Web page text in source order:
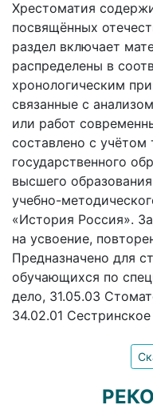
Хрестоматия
посвящённых
раздел включает
распределены в
хронологическим
связанные с
или работ
составлено с учётом
государственного
высшего
учебно-
«История Россия».
на усвоение,
Предназначено для
обучающихся по
дело, 31.05.03
34.02.01